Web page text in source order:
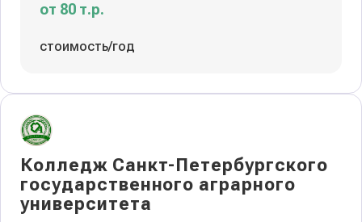
от 80 т.р.
стоимость/год
Колледж Санкт-Петербургского
государственного аграрного
университета